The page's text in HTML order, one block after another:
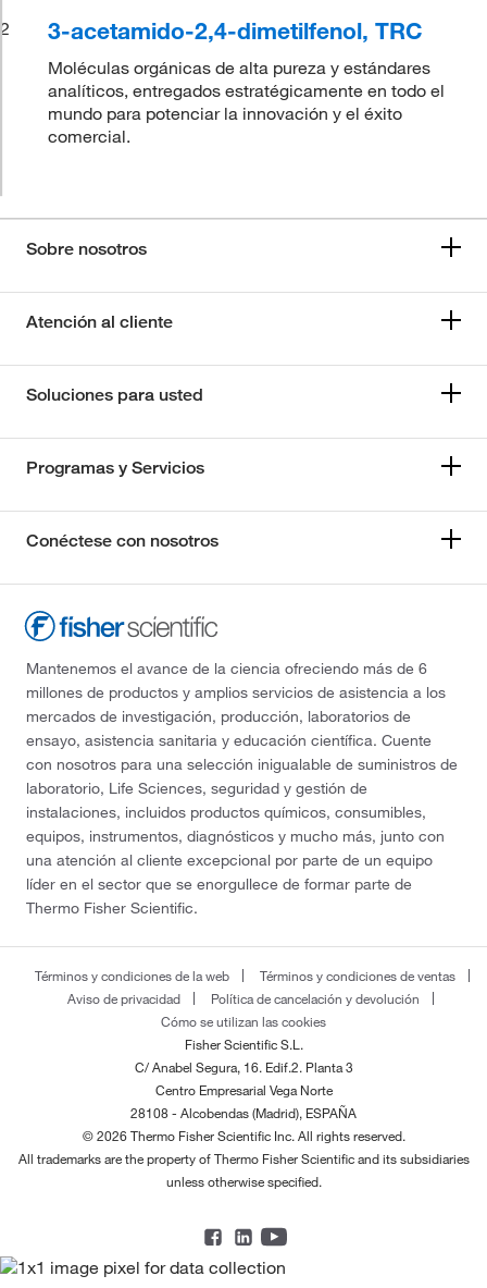
2
3-acetamido-2,4-dimetilfenol, TRC
Moléculas orgánicas de alta pureza y estándares
analíticos, entregados estratégicamente en todo el
mundo para potenciar la innovación y el éxito
comercial.
Sobre nosotros
Atención al cliente
Soluciones para usted
Programas y Servicios
Conéctese con nosotros
Mantenemos el avance de la ciencia ofreciendo más de 6
millones de productos y amplios servicios de asistencia a los
mercados de investigación, producción, laboratorios de
ensayo, asistencia sanitaria y educación científica. Cuente
con nosotros para una selección inigualable de suministros de
laboratorio, Life Sciences, seguridad y gestión de
instalaciones, incluidos productos químicos, consumibles,
equipos, instrumentos, diagnósticos y mucho más, junto con
una atención al cliente excepcional por parte de un equipo
líder en el sector que se enorgullece de formar parte de
Thermo Fisher Scientific.
Términos y condiciones de la web
Términos y condiciones de ventas
Aviso de privacidad
Política de cancelación y devolución
Cómo se utilizan las cookies
Fisher Scientific S.L.
C/ Anabel Segura, 16. Edif.2. Planta 3
Centro Empresarial Vega Norte
28108 - Alcobendas (Madrid), ESPAÑA
© 2026 Thermo Fisher Scientific Inc. All rights reserved.
All trademarks are the property of Thermo Fisher Scientific and its subsidiaries
unless otherwise specified.